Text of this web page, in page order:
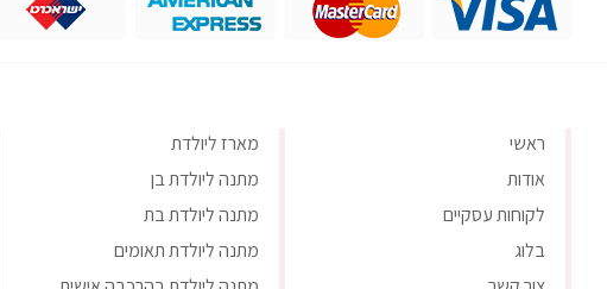
ראשי
אודות
לקוחות עסקיים
בלוג
מארז ליולדת
מתנה ליולדת בן
מתנה ליולדת בת
מתנה ליולדת תאומים